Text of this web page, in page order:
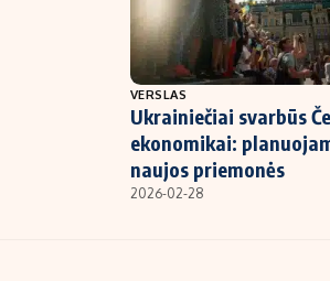
VERSLAS
Ukrainiečiai svarbūs
ekonomikai:
naujos priemonės
2026-02-28